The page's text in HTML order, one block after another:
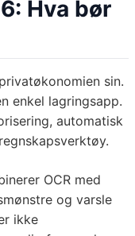
Hva bør
sin.
enkel lagringsapp.
automatisk
OCR med
og varsle
ikke